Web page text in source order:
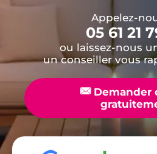
Appelez-
05 61 21
ou laissez-nous
un conseiller vous
📧Demander